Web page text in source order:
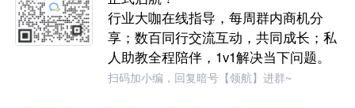
行业大咖在线指导，每周群内商机分
享；数百同行交流互动，共同成长；私
人助教全程陪伴，1v1解决当下问题。
扫码加小编，回复暗号【领航】进群~